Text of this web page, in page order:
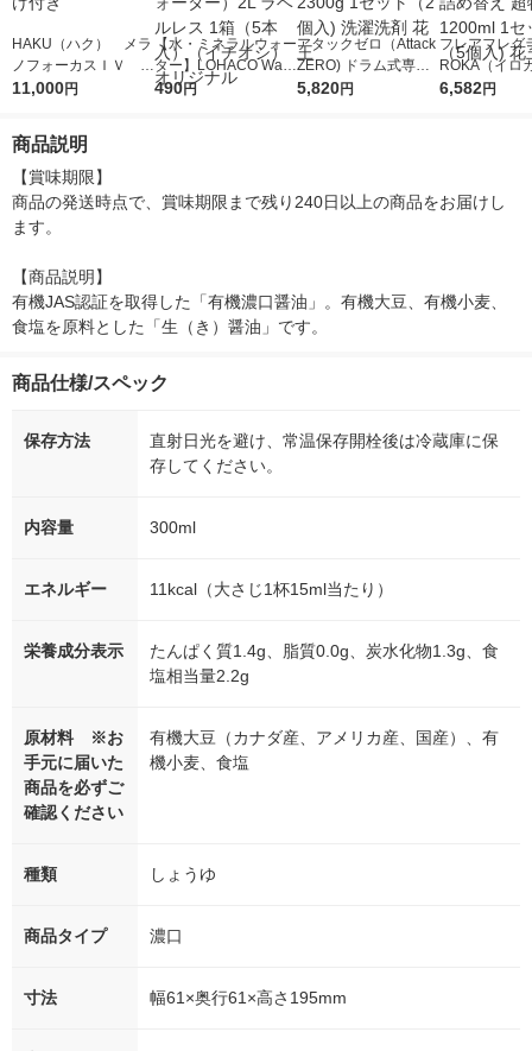
HAKU（ハク） メラ
ノフォーカスＩＶ 4
5ｇ 資生堂 おまけ
11,000円
【水・ミネラルウォー
ター】LOHACO Wate
r（ロハコウォータ
490円
アタックゼロ（Attack
ZERO) ドラム式専用
詰め替え メガジャン
5,820円
フレアフレグ
ROKA（イロ
イキッドリリ
6,582円
商品説明
【賞味期限】
商品の発送時点で、賞味期限まで残り240日以上の商品をお届けし
ます。
【商品説明】
有機JAS認証を取得した「有機濃口醤油」。有機大豆、有機小麦、
食塩を原料とした「生（き）醤油」です。
商品仕様/スペック
保存方法
直射日光を避け、常温保存開栓後は冷蔵庫に保
存してください。
内容量 300ml
エネルギー 11kcal（大さじ1杯15ml当たり）
栄養成分表示
たんぱく質1.4g、脂質0.0g、炭水化物1.3g、食
塩相当量2.2g
原材料 ※お
手元に届いた
商品を必ずご
確認ください
有機大豆（カナダ産、アメリカ産、国産）、有
機小麦、食塩
種類 しょうゆ
商品タイプ 濃口
寸法 幅61×奥行61×高さ195mm